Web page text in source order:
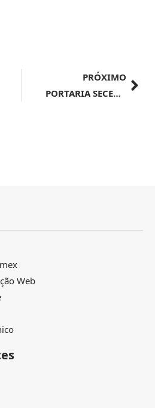
PRÓXIMO
PORTARIA SECEX Nº 313, DE 24 DE ABRIL DE 2024
Web